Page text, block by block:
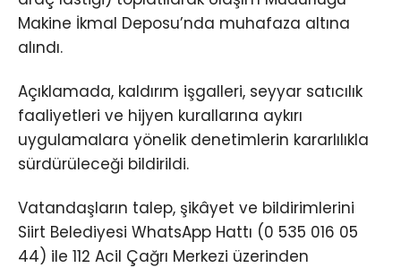
Makine İkmal Deposu’nda muhafaza altına
alındı.
Açıklamada, kaldırım işgalleri, seyyar satıcılık
faaliyetleri ve hijyen kurallarına aykırı
uygulamalara yönelik denetimlerin kararlılıkla
sürdürüleceği bildirildi.
Vatandaşların talep, şikâyet ve bildirimlerini
Siirt Belediyesi WhatsApp Hattı (0 535 016 05
44) ile 112 Acil Çağrı Merkezi üzerinden